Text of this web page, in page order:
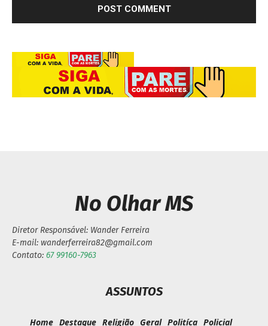
No Olhar MS
Diretor Responsável: Wander Ferreira
E-mail: wanderferreira82@gmail.com
Contato: 67 99160-7963
ASSUNTOS
Home Destaque Religião Geral Politíca Policial